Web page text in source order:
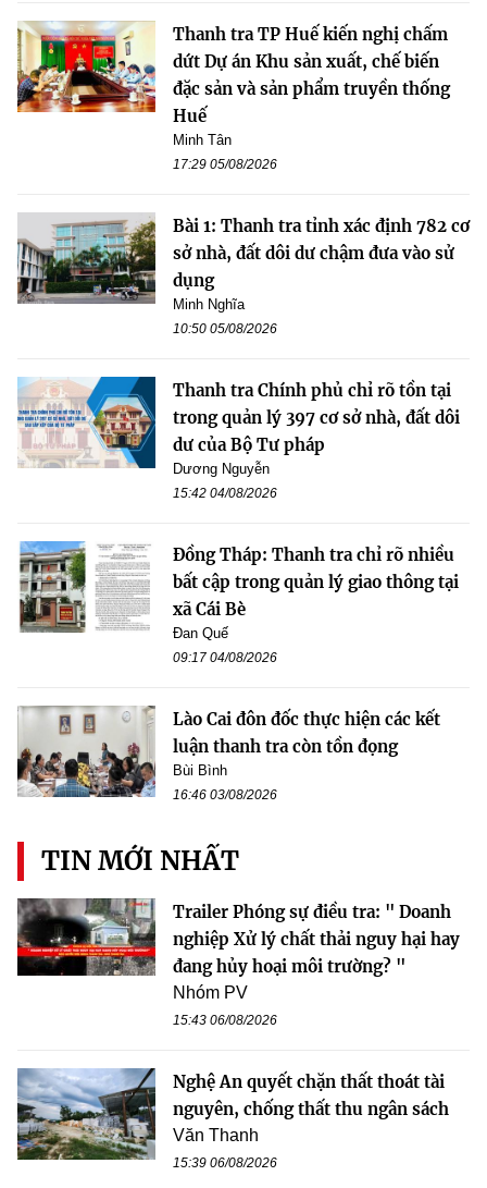
Thanh tra TP Huế kiến nghị chấm
dứt Dự án Khu sản xuất, chế biến
đặc sản và sản phẩm truyền thống
Huế
Minh Tân
17:29 05/08/2026
Bài 1: Thanh tra tỉnh xác định 782 cơ
sở nhà, đất dôi dư chậm đưa vào sử
dụng
Minh Nghĩa
10:50 05/08/2026
Thanh tra Chính phủ chỉ rõ tồn tại
trong quản lý 397 cơ sở nhà, đất dôi
dư của Bộ Tư pháp
Dương Nguyễn
15:42 04/08/2026
Đồng Tháp: Thanh tra chỉ rõ nhiều
bất cập trong quản lý giao thông tại
xã Cái Bè
Đan Quế
09:17 04/08/2026
Lào Cai đôn đốc thực hiện các kết
luận thanh tra còn tồn đọng
Bùi Bình
16:46 03/08/2026
TIN MỚI NHẤT
Trailer Phóng sự điều tra: " Doanh
nghiệp Xử lý chất thải nguy hại hay
đang hủy hoại môi trường? "
Nhóm PV
15:43 06/08/2026
Nghệ An quyết chặn thất thoát tài
nguyên, chống thất thu ngân sách
Văn Thanh
15:39 06/08/2026